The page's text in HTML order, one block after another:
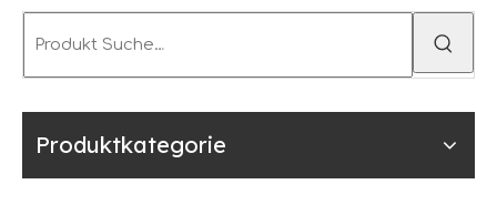
Produktkategorie